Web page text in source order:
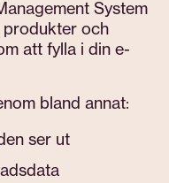
System
produkter och
att fylla i din e-
bland annat:
ser ut